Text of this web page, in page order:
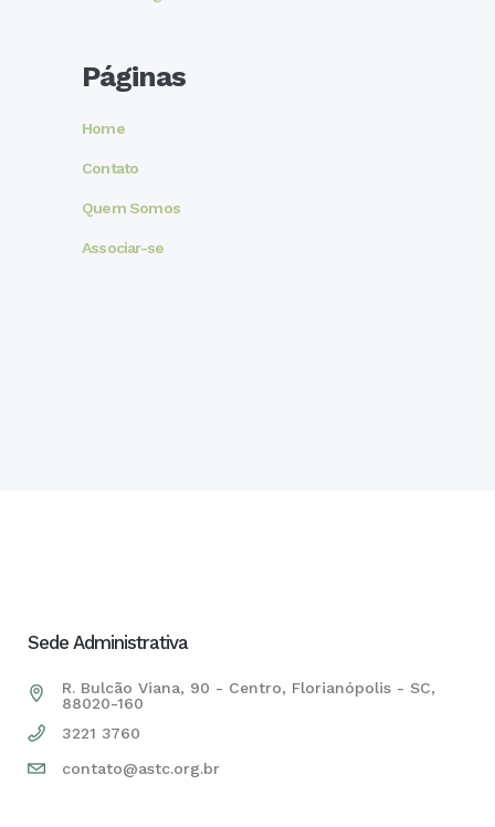
Páginas
Home
Contato
Quem Somos
Associar-se
Sede Administrativa
R. Bulcão Viana, 90 - Centro, Florianópolis - SC,
88020-160
3221 3760
contato@astc.org.br